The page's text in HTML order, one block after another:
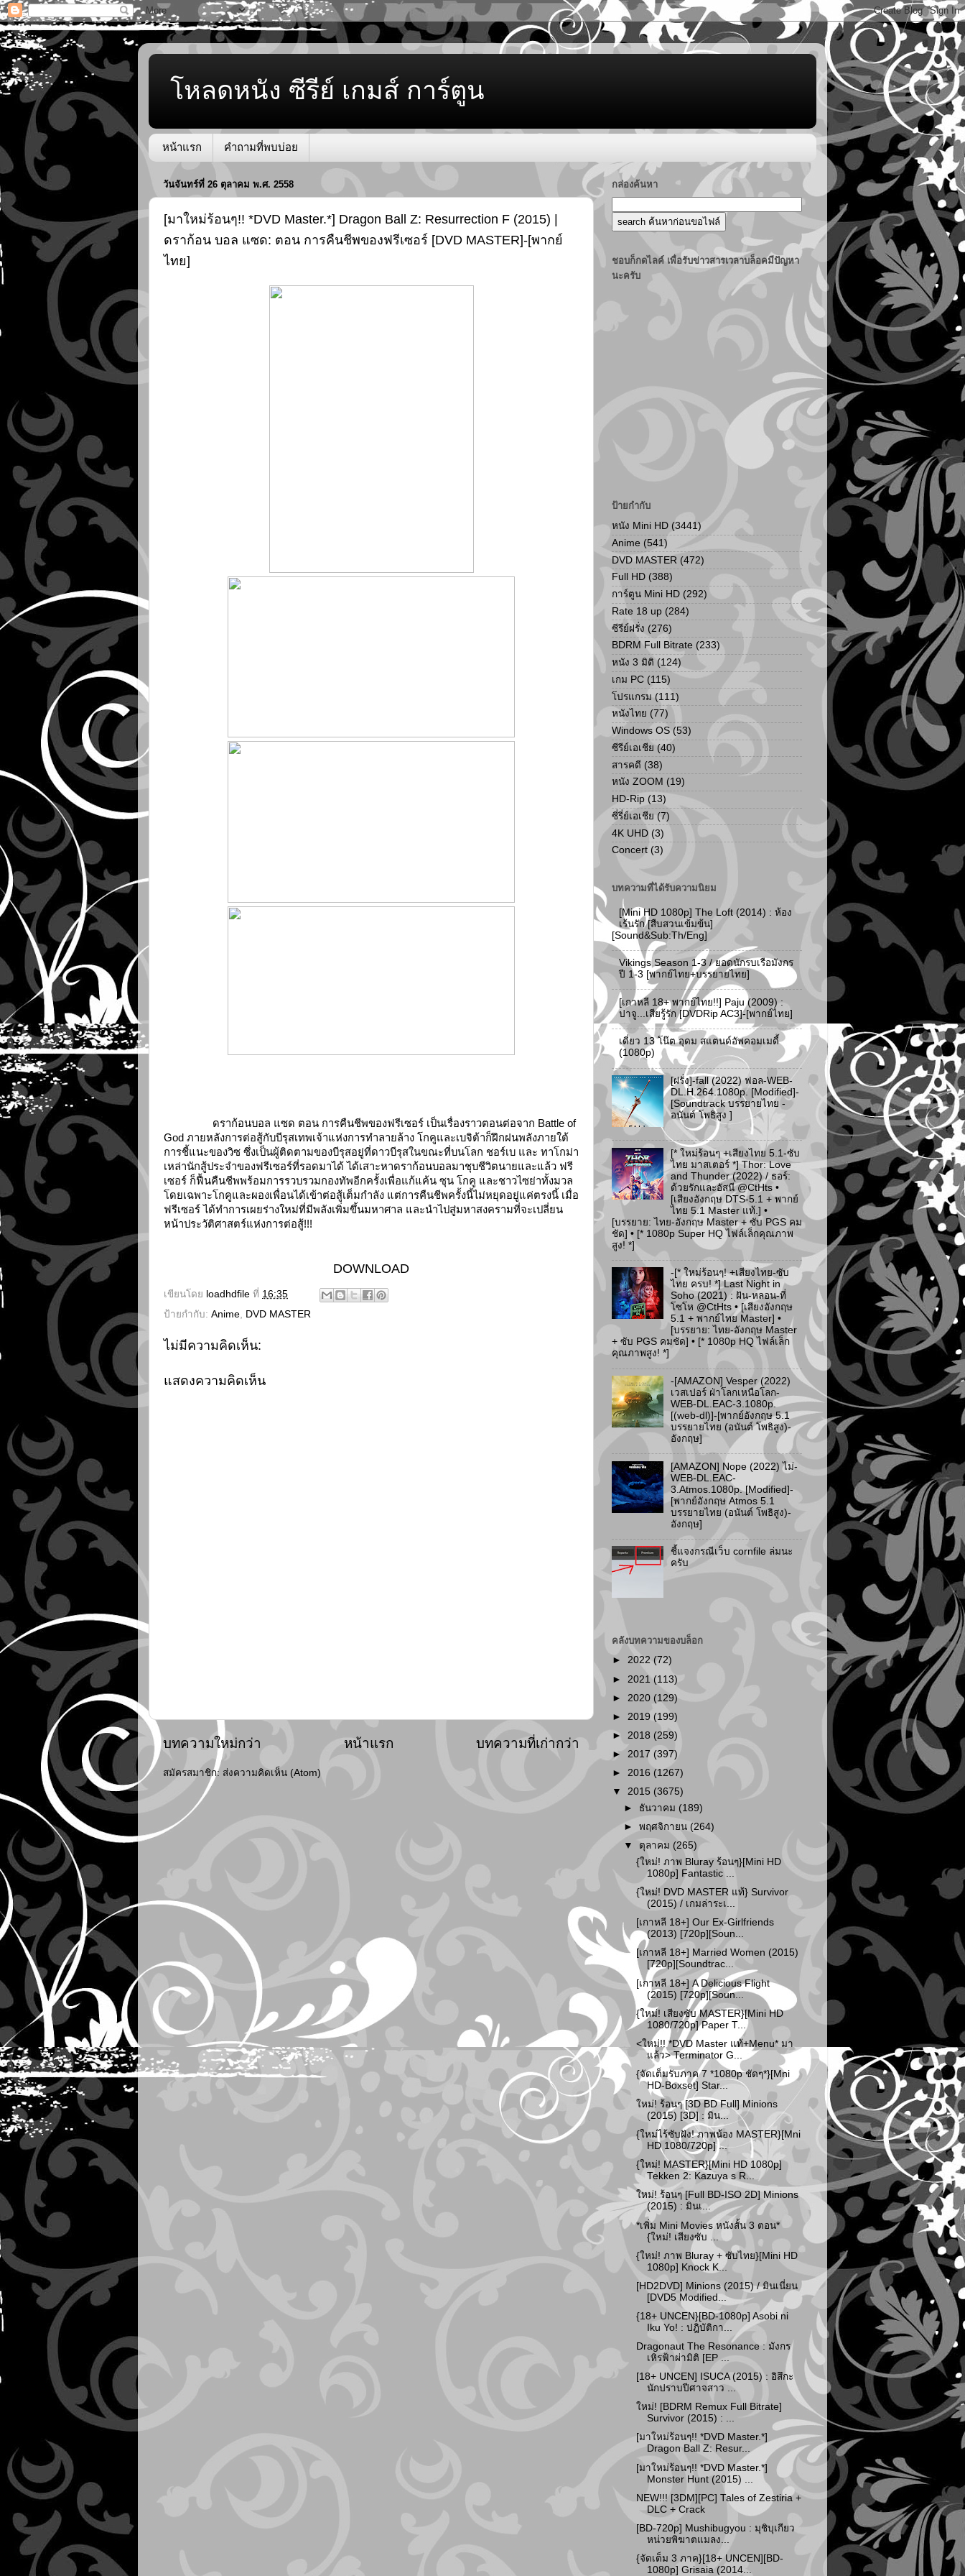
โหลดหนัง ซีรีย์ เกมส์ การ์ตูน
หน้าแรก คำถามที่พบบ่อย
วันจันทร์ที่ 26 ตุลาคม พ.ศ. 2558
[มาใหม่ร้อนๆ!! *DVD Master.*] Dragon Ball Z: Resurrection F (2015) |
ดราก้อน บอล แซด: ตอน การคืนชีพของฟรีเซอร์ [DVD MASTER]-[พากย์
ไทย]
ดราก้อนบอล แซด ตอน การคืนชีพของฟรีเซอร์ เป็นเรื่องราวตอนต่อจาก Battle of
God ภายหลังการต่อสู้กับบีรุสเทพเจ้าแห่งการทำลายล้าง โกคูและเบจิต้าก็ฝึกฝนพลังภายใต้
การชี้แนะของวิซ ซึ่งเป็นผู้ติดตามของบีรุสอยู่ที่ดาวบีรุสในขณะที่บนโลก ชอร์เบ และ ทาโกม่า
เหล่านักสู้ประจำของฟรีเซอร์ที่รอดมาได้ ได้เสาะหาดราก้อนบอลมาชุบชีวิตนายและแล้ว ฟรี
เซอร์ ก็ฟื้นคืนชีพพร้อมการรวบรวมกองทัพอีกครั้งเพื่อแก้แค้น ซุน โกคู และชาวไซย่าทั้งมวล
โดยเฉพาะโกคูและผองเพื่อนได้เข้าต่อสู้เต็มกำลัง แต่การคืนชีพครั้งนี้ไม่หยุดอยู่แค่ตรงนี้ เมื่อ
ฟรีเซอร์ ได้ทำการเผยร่างใหม่ที่มีพลังเพิ่มขึ้นมหาศาล และนำไปสู่มหาสงครามที่จะเปลี่ยน
หน้าประวัติศาสตร์แห่งการต่อสู้!!!
DOWNLOAD
เขียนโดย loadhdfile ที่ 16:35
ป้ายกำกับ: Anime DVD MASTER
ไม่มีความคิดเห็น:
แสดงความคิดเห็น
บทความใหม่กว่า บทความที่เก่ากว่า
หน้าแรก
สมัครสมาชิก: ส่งความคิดเห็น (Atom)
กล่องค้นหา
ชอบก็กดไลค์ เพื่อรับข่าวสารเวลาบล็อคมีปัญหา
นะครับ
ป้ายกำกับ
หนัง Mini HD (3441)
Anime (541)
DVD MASTER (472)
Full HD (388)
การ์ตูน Mini HD (292)
Rate 18 up (284)
ซีรีย์ฝรั่ง (276)
BDRM Full Bitrate (233)
หนัง 3 มิติ (124)
เกม PC (115)
โปรแกรม (111)
หนังไทย (77)
Windows OS (53)
ซีรีย์เอเชีย (40)
สารคดี (38)
หนัง ZOOM (19)
HD-Rip (13)
ซี่รี่ย์เอเชีย (7)
4K UHD (3)
Concert (3)
บทความที่ได้รับความนิยม
[Mini HD 1080p] The Loft (2014) : ห้อง
เร้นรัก [สืบสวนเข้มข้น]
[Sound&Sub:Th/Eng]
Vikings Season 1-3 / ยอดนักรบเรือมังกร
ปี 1-3 [พากย์ไทย+บรรยายไทย]
[เกาหลี 18+ พากย์ไทย!!] Paju (2009) :
ปาจู...เสียรู้รัก [DVDRip AC3]-[พากย์ไทย]
เดี่ยว 13 โน๊ต อุดม สแตนด์อัพคอมเมดี้
(1080p)
[ฝรั่ง]-fall (2022) ฟอล-WEB-
DL.H.264.1080p. [Modified]-
[Soundtrack บรรยายไทย -
อนันต์ โพธิสูง ]
[* ใหม่ร้อนๆ +เสียงไทย 5.1-ซับ
ไทย มาสเตอร์ *] Thor: Love
and Thunder (2022) / ธอร์:
ด้วยรักและอัสนี @CtHts •
[เสียงอังกฤษ DTS-5.1 + พากย์
ไทย 5.1 Master แท้.] •
[บรรยาย: ไทย-อังกฤษ Master + ซับ PGS คม
ชัด] • [* 1080p Super HQ ไฟล์เล็กคุณภาพ
สูง! *]
-[* ใหม่ร้อนๆ! +เสียงไทย-ซับ
ไทย ครบ! *] Last Night in
Soho (2021) : ฝัน-หลอน-ที่
โซโห @CtHts • [เสียงอังกฤษ
5.1 + พากย์ไทย Master] •
[บรรยาย: ไทย-อังกฤษ Master
+ ซับ PGS คมชัด] • [* 1080p HQ ไฟล์เล็ก
คุณภาพสูง! *]
-[AMAZON] Vesper (2022)
เวสเปอร์ ฝ่าโลกเหนือโลก-
WEB-DL.EAC-3.1080p.
[(web-dl)]-[พากย์อังกฤษ 5.1
บรรยายไทย (อนันต์ โพธิสูง)-
อังกฤษ]
[AMAZON] Nope (2022) ไม่-
WEB-DL.EAC-
3.Atmos.1080p. [Modified]-
[พากย์อังกฤษ Atmos 5.1
บรรยายไทย (อนันต์ โพธิสูง)-
อังกฤษ]
ชี้แจงกรณีเว็บ cornfile ล่มนะ
ครับ
คลังบทความของบล็อก
► 2022 (72)
► 2021 (113)
► 2020 (129)
► 2019 (199)
► 2018 (259)
► 2017 (397)
► 2016 (1267)
▼ 2015 (3675)
► ธันวาคม (189)
►พฤศจิกายน (264)
▼ ตุลาคม (265)
{ใหม่! ภาพ Bluray ร้อนๆ}[Mini HD
1080p] Fantastic ...
{ใหม่! DVD MASTER แท้} Survivor
(2015) / เกมล่าระเ...
[เกาหลี 18+] Our Ex-Girlfriends
(2013) [720p][Soun...
[เกาหลี 18+] Married Women (2015)
[720p][Soundtrac...
[เกาหลี 18+] A Delicious Flight
(2015) [720p][Soun...
{ใหม่! เสียงซับ MASTER}[Mini HD
1080/720p] Paper T...
<ใหม่!! *DVD Master แท้+Menu* มา
แล้ว> Terminator G...
{จัดเต็มรับภาค 7 *1080p ชัดๆ*}[Mni
HD-Boxset] Star...
ใหม่! ร้อนๆ [3D BD Full] Minions
(2015) [3D] : มิน...
{ใหม่ไร้ซับฝัง! ภาพน้อง MASTER}[Mni
HD 1080/720p] ...
{ใหม่! MASTER}[Mini HD 1080p]
Tekken 2: Kazuya s R...
ใหม่! ร้อนๆ [Full BD-ISO 2D] Minions
(2015) : มินเ...
*เพิ่ม Mini Movies หนังสั้น 3 ตอน*
{ใหม่! เสียงซับ ...
{ใหม่! ภาพ Bluray + ซับไทย}[Mini HD
1080p] Knock K...
[HD2DVD] Minions (2015) / มินเนี่ยน
[DVD5 Modified...
{18+ UNCEN}[BD-1080p] Asobi ni
Iku Yo! : ปฎิบัติกา...
Dragonaut The Resonance : มังกร
เหิรฟ้าผ่ามิติ [EP ...
[18+ UNCEN] ISUCA (2015) : อิสึกะ
นักปราบปีศาจสาว ...
ใหม่! [BDRM Remux Full Bitrate]
Survivor (2015) : ...
[มาใหม่ร้อนๆ!! *DVD Master.*]
Dragon Ball Z: Resur...
[มาใหม่ร้อนๆ!! *DVD Master.*]
Monster Hunt (2015) ...
NEW!!! [3DM][PC] Tales of Zestiria +
DLC + Crack
[BD-720p] Mushibugyou : มุชิบุเกียว
หน่วยพิฆาตแมลง...
{จัดเต็ม 3 ภาค}[18+ UNCEN][BD-
1080p] Grisaia (2014...